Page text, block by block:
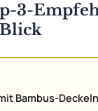
3-
Bambus-Deckeln